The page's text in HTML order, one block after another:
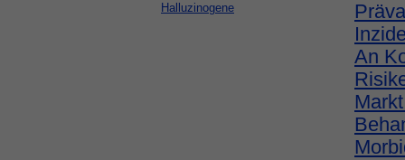
Halluzinogene
An